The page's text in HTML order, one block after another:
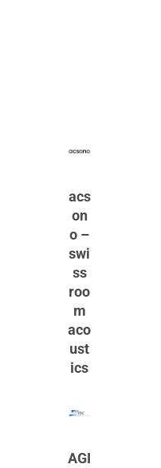
acs
on
o –
swi
ss
roo
m
aco
ust
ics
AGI